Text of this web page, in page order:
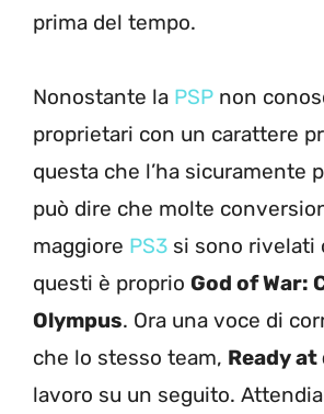
prima del tempo.
Nonostante la PSP non
proprietari con un carattere
questa che l’ha sicuramente
può dire che molte
maggiore PS3 si sono rivelati
questi è proprio God of War:
Olympus. Ora una voce di
che lo stesso team, Ready at
lavoro su un seguito.